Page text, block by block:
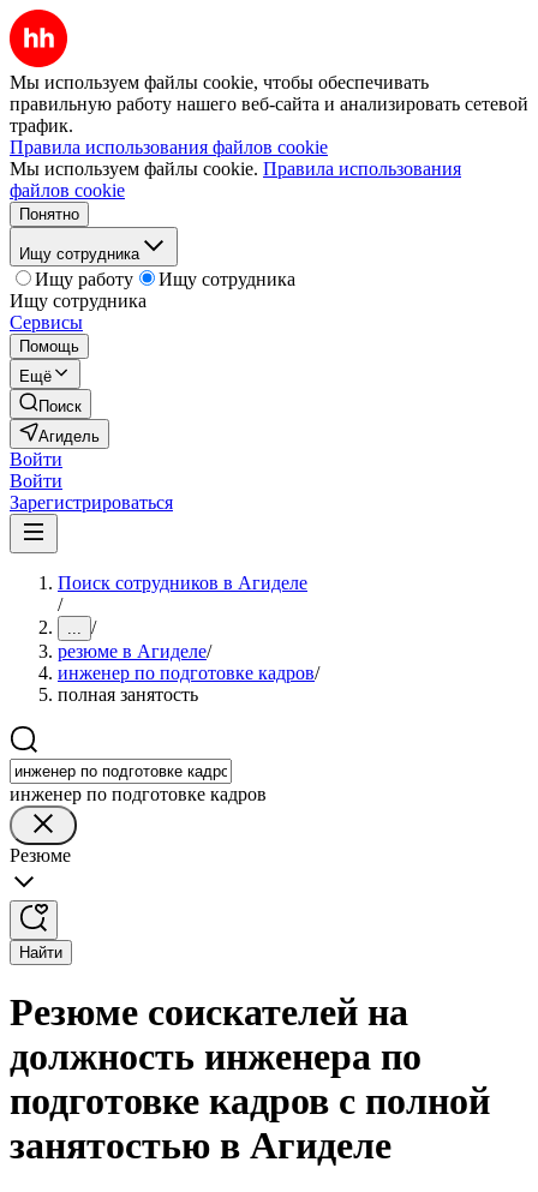
Мы используем файлы cookie, чтобы обеспечивать
правильную работу нашего веб-сайта и анализировать сетевой
трафик.
Правила использования файлов cookie
Мы используем файлы cookie. Правила использования
файлов cookie
Понятно
Ищу сотрудника
Ищу работу
Ищу сотрудника
Ищу сотрудника
Сервисы
Помощь
Ещё
Поиск
Агидель
Войти
Войти
Зарегистрироваться
Поиск сотрудников в Агиделе
/
... /
резюме в Агиделе/
инженер по подготовке кадров/
полная занятость
инженер по подготовке кадров
Резюме
Найти
Резюме соискателей на
должность инженера по
подготовке кадров с полной
занятостью в Агиделе